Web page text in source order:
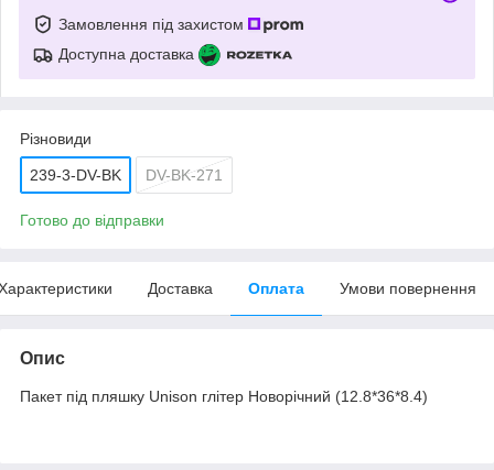
Замовлення під захистом
Доступна доставка
Різновиди
239-3-DV-BK DV-BK-271
Готово до відправки
Доставка Оплата Умови повернення
Опис
Пакет під пляшку Unison глітер Новорічний (12.8*36*8.4)